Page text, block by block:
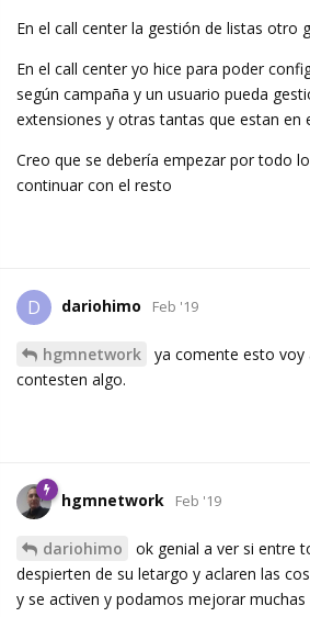
En el call center la gestión de listas otro
En el call center yo hice para poder
según campaña y un usuario pueda
extensiones y otras tantas que estan en
Creo que se debería empezar por todo
continuar con el resto
D dariohimo Feb '19
hgmnetwork
ya comente esto voy
contesten algo.
hgmnetwork Feb '19
dariohimo
ok genial a ver si entre
despierten de su letargo y aclaren las
y se activen y podamos mejorar muchas